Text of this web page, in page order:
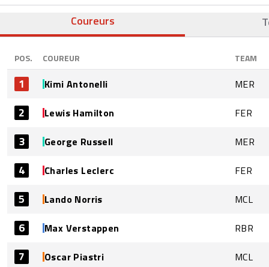
Coureurs
POS. COUREUR TEAM
1 Kimi Antonelli MER
2 Lewis Hamilton FER
3 George Russell MER
4 Charles Leclerc FER
5 Lando Norris MCL
6 Max Verstappen RBR
7 Oscar Piastri MCL